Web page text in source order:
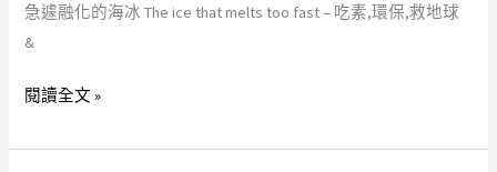
急遽融化的海冰 The ice that melts too fast – 吃素,環保,救地球
&
ice
that
melts
閱讀全文 »